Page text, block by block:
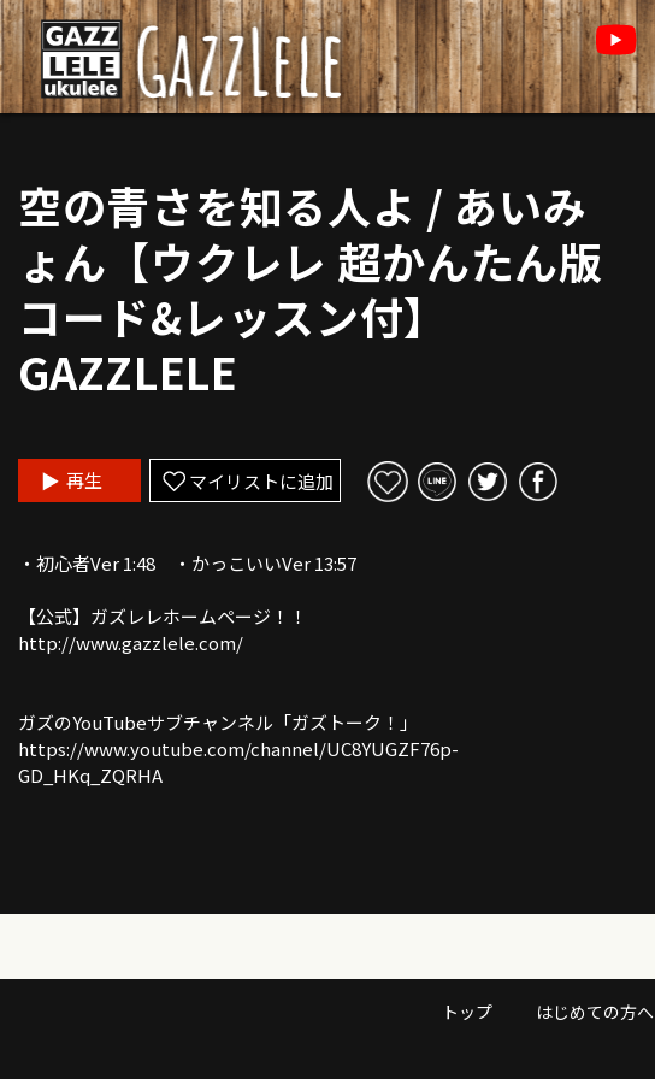
空の青さを知る人よ / あいみ
ょん【ウクレレ 超かんたん版
コード&レッスン付】
GAZZLELE
再生 マイリストに追加
・初心者Ver 1:48 ・かっこいいVer 13:57
【公式】ガズレレホームページ！！
http://www.gazzlele.com/
ガズのYouTubeサブチャンネル「ガズトーク！」
https://www.youtube.com/channel/UC8YUGZF76p-
GD_HKq_ZQRHA
トップ はじめての方へ